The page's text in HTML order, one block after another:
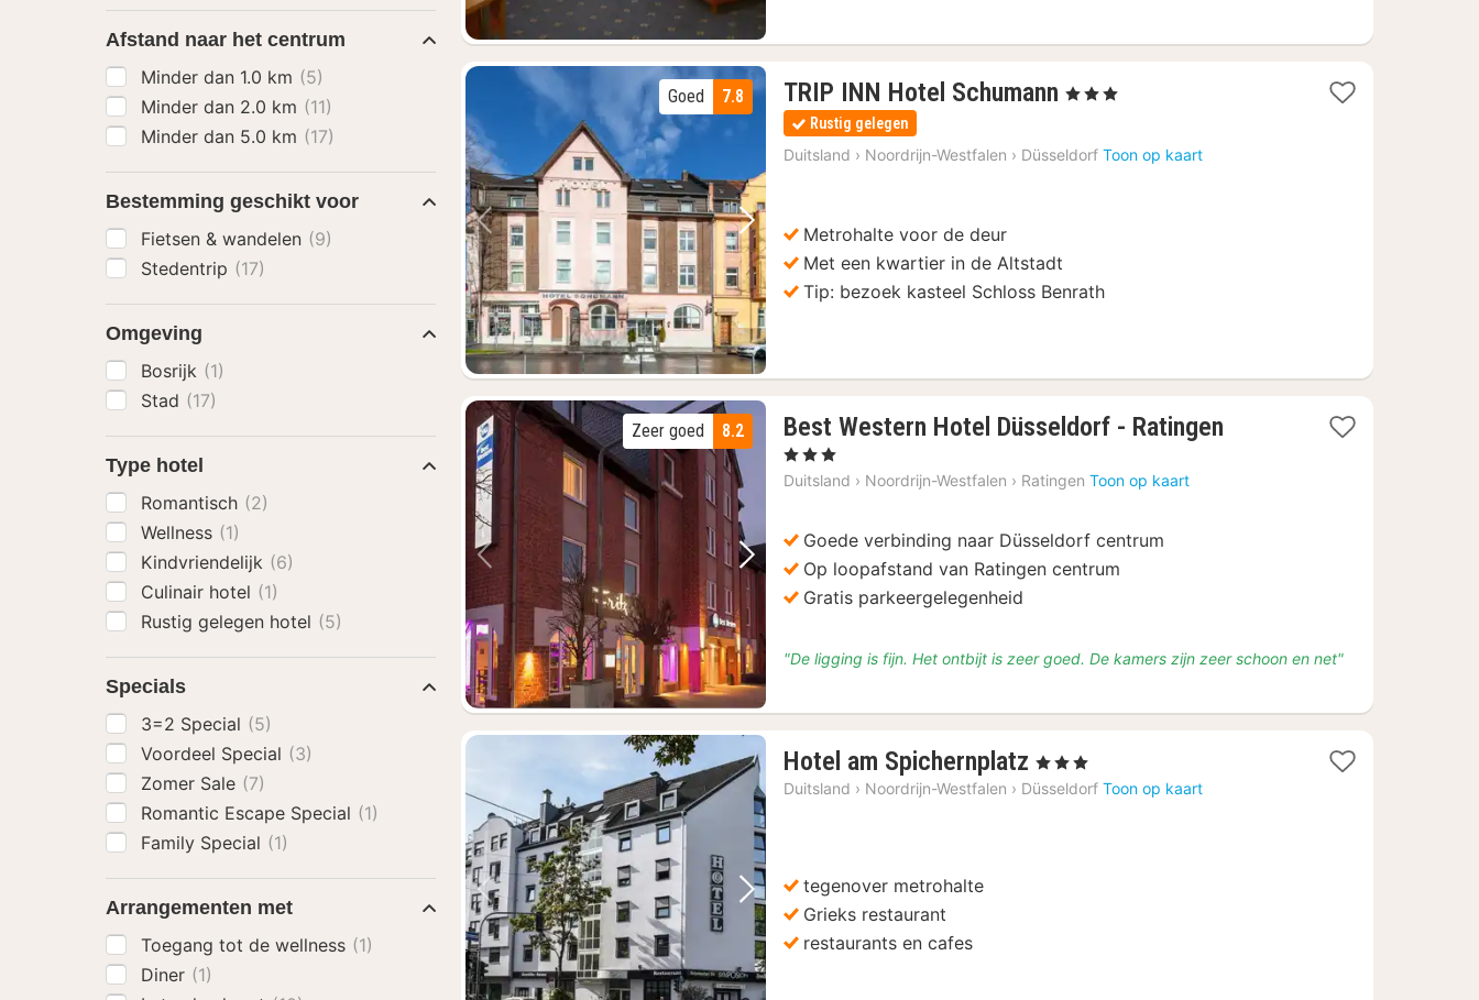
Vorige foto Volgende foto
7.8
Goed TRIP INN Hotel Schumann 3
vanaf
€
, 3 Sterren
Rustig gelegen
Duitsland › Noordrijn-Westfalen › Düsseldorf Toon op kaart
Metrohalte voor de deur
Met een kwartier in de Altstadt
Tip: bezoek kasteel Schloss Benrath
Vorige foto Volgende foto
8.2
Zeer goed Best Western Hotel Düsseldorf - Ratingen
, 3 Sterren
Duitsland › Noordrijn-Westfalen › Ratingen Toon op kaart
Goede verbinding naar Düsseldorf centrum
Op loopafstand van Ratingen centrum
Gratis parkeergelegenheid
"De ligging is fijn. Het ontbijt is zeer goed. De kamers zijn zeer schoon en net"
Vorige foto Volgende foto
Hotel am Spichernplatz 1
nacht
, 3 Sterren
Duitsland › Noordrijn-Westfalen › Düsseldorf Toon op kaart
tegenover metrohalte
Grieks restaurant
restaurants en cafes
Afstand naar het centrum
Minder dan 1.0 km (5)
Minder dan 2.0 km (11)
Minder dan 5.0 km (17)
Bestemming geschikt voor
Fietsen & wandelen (9)
Stedentrip (17)
Omgeving
Bosrijk (1)
Stad (17)
Type hotel
Romantisch (2)
Wellness (1)
Kindvriendelijk (6)
Culinair hotel (1)
Rustig gelegen hotel (5)
Specials
3=2 Special (5)
Voordeel Special (3)
Zomer Sale (7)
Romantic Escape Special (1)
Family Special (1)
Arrangementen met
Toegang tot de wellness (1)
Diner (1)